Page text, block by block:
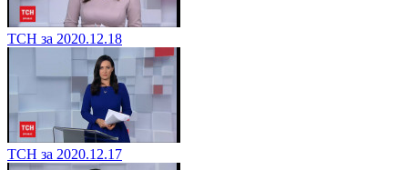
ТСН за 2020.12.18
ТСН за 2020.12.17